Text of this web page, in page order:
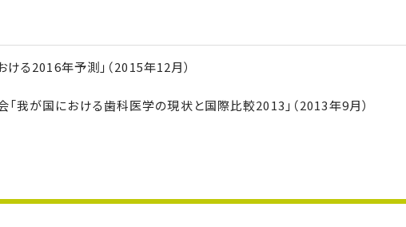
ける2016年予測」（2015年12月）
我が国における歯科医学の現状と国際比較2013」（2013年9月）